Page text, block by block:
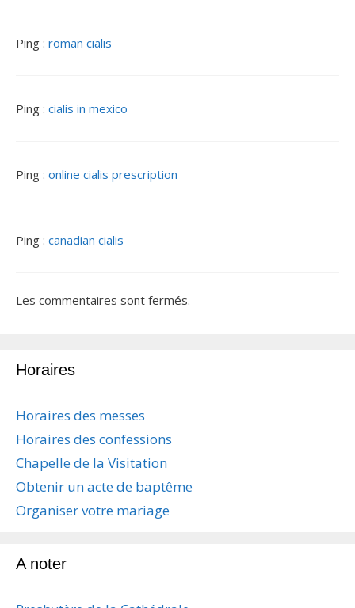
Ping : roman cialis
Ping : cialis in mexico
Ping : online cialis prescription
Ping : canadian cialis
Les commentaires sont fermés.
Horaires
Horaires des messes
Horaires des confessions
Chapelle de la Visitation
Obtenir un acte de baptême
Organiser votre mariage
A noter